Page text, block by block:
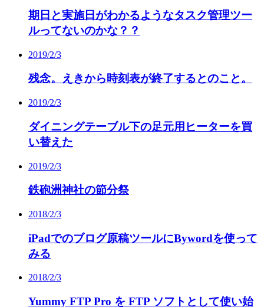
期日と実施日がわかるようなタスク管理ツー
ルってないのかな？？
2019/2/3
残念。えきから時刻表が終了するとのこと。
2019/2/3
ダイニングテーブル下の足元用ヒーターを買
い替えた
2019/2/3
鉄砲洲神社の節分祭
2018/2/3
iPadでのブログ原稿ツールにBywordを使って
みる
2018/2/3
Yummy FTP Pro を FTP ソフトとして使い始